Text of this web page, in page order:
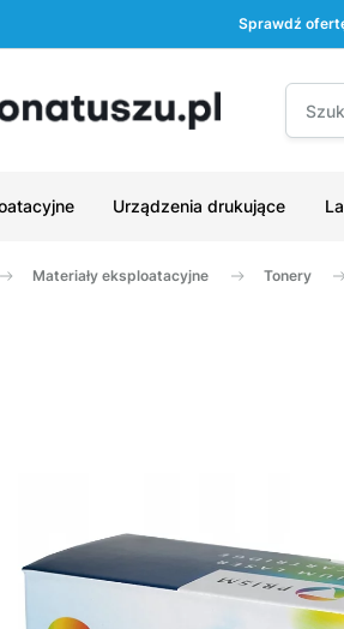
Sprawdź
Urządzenia drukujące
Materiały eksploatacyjne Tonery